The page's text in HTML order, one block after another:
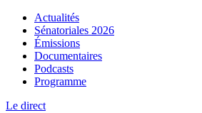
Actualités
Sénatoriales 2026
Émissions
Documentaires
Podcasts
Programme
Le direct